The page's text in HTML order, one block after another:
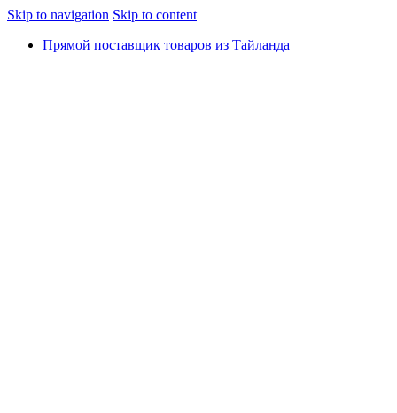
Skip to navigation Skip to content
Прямой поставщик товаров из Тайланда